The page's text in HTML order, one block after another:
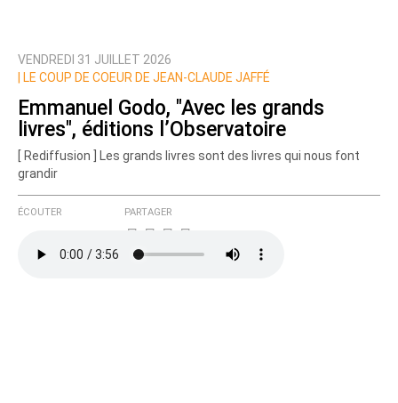
VENDREDI 31 JUILLET 2026
LE COUP DE COEUR DE JEAN-CLAUDE JAFFÉ
Emmanuel Godo, "Avec les grands
livres", éditions l’Observatoire
[ Rediffusion ] Les grands livres sont des livres qui nous font
grandir
ÉCOUTER PARTAGER